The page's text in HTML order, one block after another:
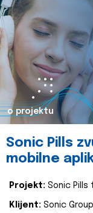
o projektu
Sonic Pills
mobilne
Projekt: Sonic Pills
Klijent: Sonic Group